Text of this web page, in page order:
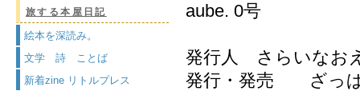
旅する本屋日記
絵本を深読み。
文学 詩 ことば
新着zine リトルプレス
aube. 0号
発行人 さらいなお
発行・発売 ざっ